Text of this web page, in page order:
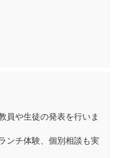
員や生徒の発表を行いま
ンチ体験、個別相談も実